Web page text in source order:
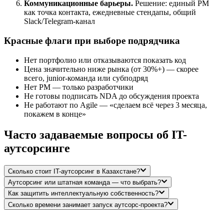
Коммуникационные барьеры. Решение: единый PM
как точка контакта, ежедневные стендапы, общий
Slack/Telegram-канал
Красные флаги при выборе подрядчика
Нет портфолио или отказываются показать код
Цена значительно ниже рынка (от 30%+) — скорее
всего, junior-команда или субподряд
Нет PM — только разработчики
Не готовы подписать NDA до обсуждения проекта
Не работают по Agile — «сделаем всё через 3 месяца,
покажем в конце»
Часто задаваемые вопросы об IT-
аутсорсинге
Сколько стоит IT-аутсорсинг в Казахстане?
Аутсорсинг или штатная команда — что выбрать?
Как защитить интеллектуальную собственность?
Сколько времени занимает запуск аутсорс-проекта?